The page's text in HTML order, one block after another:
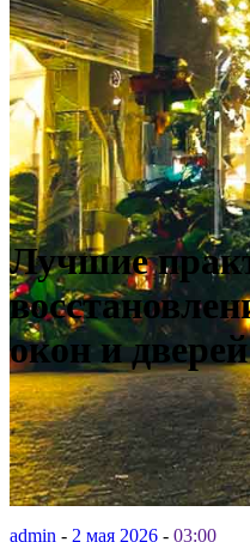
Лучшие
окон и
admin - 2 мая 2026 - 03:00